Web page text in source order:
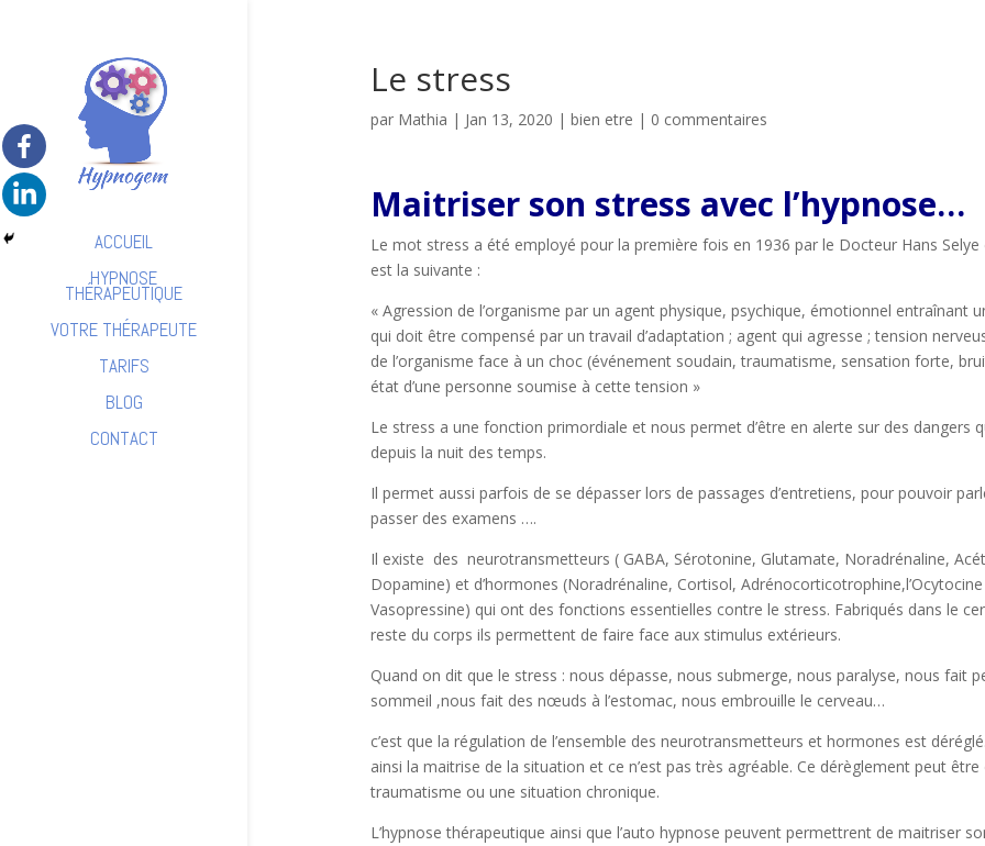
ACCUEIL
HYPNOSE
THÉRAPEUTIQUE
VOTRE THÉRAPEUTE
TARIFS
BLOG
CONTACT
Le stress
par Mathia | Jan 13, 2020 | bien etre | 0 commentaires
Maitriser son stress avec l’hypnose…
Le mot stress a été employé pour la première fois en 1936 par le Docteur Hans
est la suivante :
« Agression de l’organisme par un agent physique, psychique, émotionnel entraînant
qui doit être compensé par un travail d’adaptation ; agent qui agresse ; tension
de l’organisme face à un choc (événement soudain, traumatisme, sensation forte,
état d’une personne soumise à cette tension »
Le stress a une fonction primordiale et nous permet d’être en alerte sur des dangers
depuis la nuit des temps.
Il permet aussi parfois de se dépasser lors de passages d’entretiens, pour pouvoir
passer des examens ….
Il existe des neurotransmetteurs ( GABA, Sérotonine, Glutamate, Noradrénaline,
Dopamine) et d’hormones (Noradrénaline, Cortisol,
Vasopressine) qui ont des fonctions essentielles contre le stress. Fabriqués dans le
reste du corps ils permettent de faire face aux stimulus extérieurs.
Quand on dit que le stress : nous dépasse, nous submerge, nous paralyse, nous fait
sommeil ,nous fait des nœuds à l’estomac, nous embrouille le cerveau…
c’est que la régulation de l’ensemble des neurotransmetteurs et hormones est
ainsi la maitrise de la situation et ce n’est pas très agréable. Ce dérèglement peut être
traumatisme ou une situation chronique.
L’hypnose thérapeutique ainsi que l’auto hypnose peuvent permettrent de maitriser